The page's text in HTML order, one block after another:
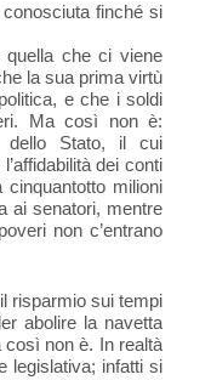
finché si
che ci viene
la sua prima virtù
e che i soldi
Ma così non è:
dello Stato, il cui
dei conti
milioni
ai senatori, mentre
non c’entrano
risparmio sui tempi
abolire la navetta
non è. In realtà
legislativa; infatti si